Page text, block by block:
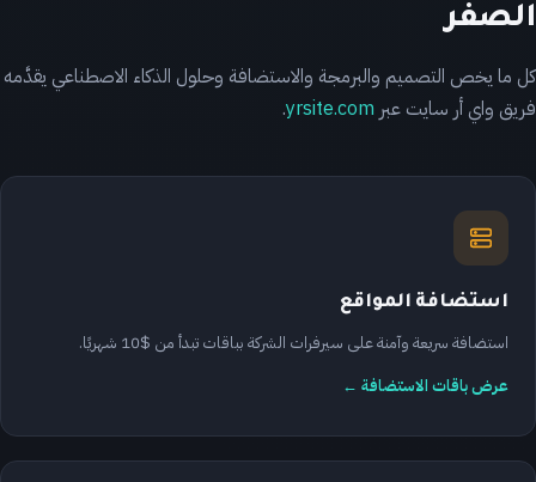
الصفر
كل ما يخص التصميم والبرمجة والاستضافة وحلول الذكاء الاصطناعي يقدَّمه
فريق واي أر سايت عبر yrsite.com
.
استضافة المواقع
استضافة سريعة وآمنة على سيرفرات الشركة بباقات تبدأ من $10 شهريًا.
عرض باقات الاستضافة ←